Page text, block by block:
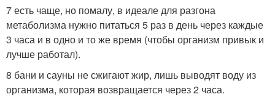
7 есть чаще, но помалу, в идеале для разгона
метаболизма нужно питаться 5 раз в день через каждые
3 часа и в одно и то же время (чтобы организм привык и
лучше работал).
8 бани и сауны не сжигают жир, лишь выводят воду из
организма, которая возвращается через 2 часа.